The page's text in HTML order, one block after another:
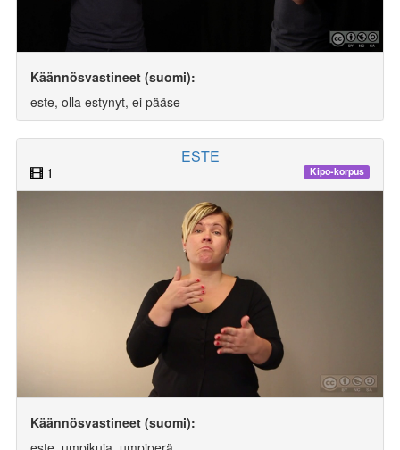
Käännösvastineet (suomi):
este, olla estynyt, ei pääse
ESTE
1 Kipo-korpus
Käännösvastineet (suomi):